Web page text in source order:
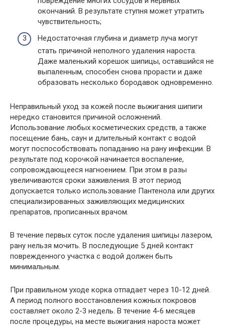
окончаний. В результате ступня может утратить
чувствительность;
Недостаточная глубина и диаметр луча могут
стать причиной неполного удаления нароста.
Даже маленький корешок шипицы, оставшийся не
выпаленным, способен снова прорасти и даже
образовать несколько бородавок одновременно.
Неправильный уход за кожей после выжигания шипиги
нередко становится причиной осложнений.
Использование любых косметических средств, а также
посещение бань, саун и длительный контакт с водой
могут поспособствовать попаданию на рану инфекции. В
результате под корочкой начинается воспаление,
сопровождающееся нагноением. При этом в разы
увеличиваются сроки заживления. В этот период
допускается только использование Пантенола или других
специализированных заживляющих медицинских
препаратов, прописанных врачом.
В течение первых суток после удаления шипицы лазером,
рану нельзя мочить. В последующие 5 дней контакт
поврежденного участка с водой должен быть
минимальным.
При правильном уходе корка отпадает через 10-12 дней.
А период полного восстановления кожных покровов
составляет около 2-3 недель. В течение 4-6 месяцев
после процедуры, на месте выжигания нароста может